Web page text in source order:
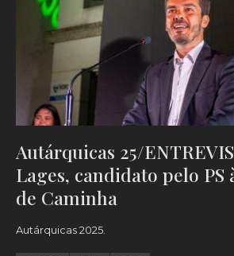
Autárquicas 25/
Lages, candidato pelo PS
de Caminha
Autárquicas 2025.